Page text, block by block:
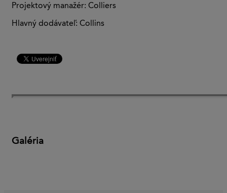
Projektový manažér: Colliers
Hlavný dodávateľ: Collins
Galéria